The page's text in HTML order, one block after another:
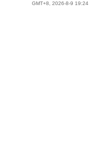
GMT+8, 2026-8-9 19:24